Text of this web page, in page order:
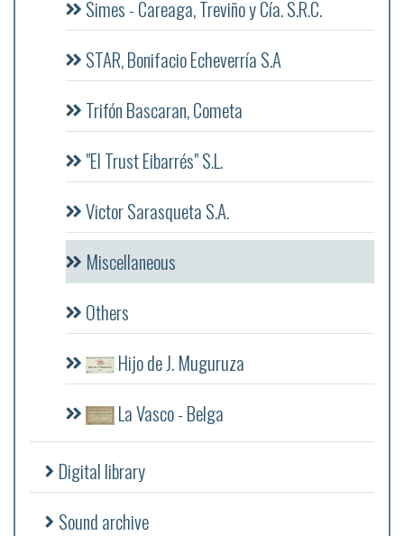
Simes - Careaga, Treviño y Cía. S.R.C.
STAR, Bonifacio Echeverría S.A
Trifón Bascaran, Cometa
"El Trust Eibarrés" S.L.
Victor Sarasqueta S.A.
Miscellaneous
Others
Hijo de J. Muguruza
La Vasco - Belga
Digital library
Sound archive